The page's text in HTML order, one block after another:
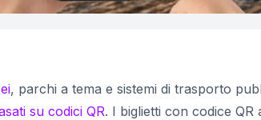
, parchi a tema e sistemi di trasporto
su codici QR. I biglietti con codice